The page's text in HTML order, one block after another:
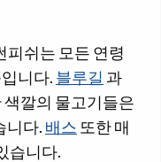
피쉬는 모든 연령
니다. 블루길 과
색깔의 물고기들은
니다. 배스 또한 매
습니다.